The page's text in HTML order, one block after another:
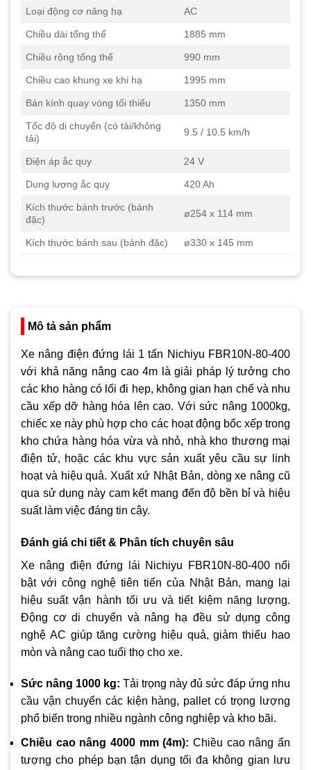
Loại động cơ nâng hạ AC
Chiều dài tổng thể 1885 mm
Chiều rộng tổng thể 990 mm
Chiều cao khung xe khi hạ 1995 mm
Bán kính quay vòng tối thiểu 1350 mm
Tốc độ di chuyển (có tải/không
tải)
9.5 / 10.5 km/h
Điện áp ắc quy 24 V
Dung lượng ắc quy 420 Ah
Kích thước bánh trước (bánh
đặc)
ø254 x 114 mm
Kích thước bánh sau (bánh đặc) ø330 x 145 mm
Mô tả sản phẩm
Xe nâng điện đứng lái 1 tấn Nichiyu FBR10N-80-400
với khả năng nâng cao 4m là giải pháp lý tưởng cho
các kho hàng có lối đi hẹp, không gian hạn chế và nhu
cầu xếp dỡ hàng hóa lên cao. Với sức nâng 1000kg,
chiếc xe này phù hợp cho các hoạt động bốc xếp trong
kho chứa hàng hóa vừa và nhỏ, nhà kho thương mại
điện tử, hoặc các khu vực sản xuất yêu cầu sự linh
hoạt và hiệu quả. Xuất xứ Nhật Bản, dòng xe nâng cũ
qua sử dụng này cam kết mang đến độ bền bỉ và hiệu
suất làm việc đáng tin cậy.
Đánh giá chi tiết & Phân tích chuyên sâu
Xe nâng điện đứng lái Nichiyu FBR10N-80-400 nổi
bật với công nghệ tiên tiến của Nhật Bản, mang lại
hiệu suất vận hành tối ưu và tiết kiệm năng lượng.
Động cơ di chuyển và nâng hạ đều sử dụng công
nghệ AC giúp tăng cường hiệu quả, giảm thiểu hao
mòn và nâng cao tuổi thọ cho xe.
Sức nâng 1000 kg: Tải trọng này đủ sức đáp ứng nhu
cầu vận chuyển các kiện hàng, pallet có trọng lượng
phổ biến trong nhiều ngành công nghiệp và kho bãi.
Chiều cao nâng 4000 mm (4m): Chiều cao nâng ấn
tượng cho phép bạn tận dụng tối đa không gian lưu